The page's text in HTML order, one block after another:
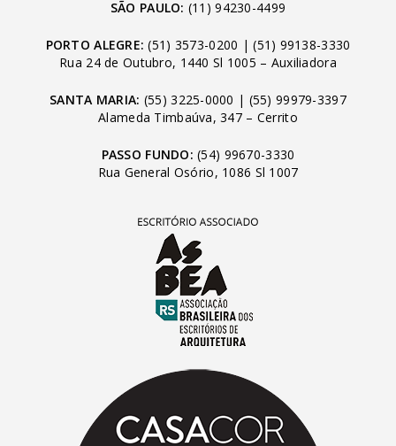
SÃO PAULO: (11) 94230-4499
PORTO ALEGRE: (51) 3573-0200 |(51) 99138-3330
Rua 24 de Outubro, 1440 Sl 1005 – Auxiliadora
SANTA MARIA: (55) 3225-0000 | (55) 99979-3397
Alameda Timbaúva, 347 – Cerrito
PASSO FUNDO: (54) 99670-3330
Rua General Osório, 1086 Sl 1007